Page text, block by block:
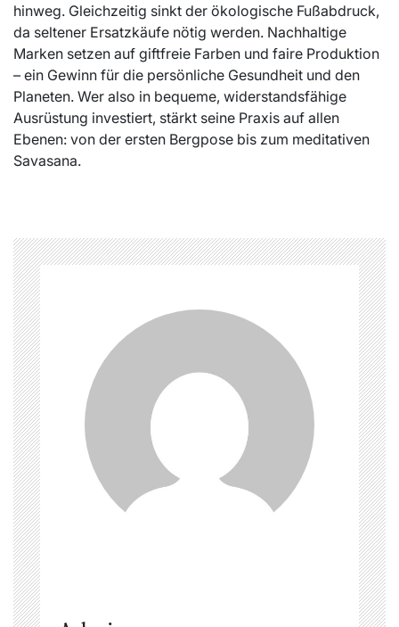
hinweg. Gleichzeitig sinkt der ökologische Fußabdruck,
da seltener Ersatzkäufe nötig werden. Nachhaltige
Marken setzen auf giftfreie Farben und faire Produktion
– ein Gewinn für die persönliche Gesundheit und den
Planeten. Wer also in bequeme, widerstandsfähige
Ausrüstung investiert, stärkt seine Praxis auf allen
Ebenen: von der ersten Bergpose bis zum meditativen
Savasana.